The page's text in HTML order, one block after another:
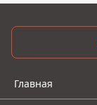
Главная